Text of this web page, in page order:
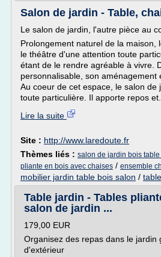
Salon de jardin - Table,
Le salon de jardin, l'autre pièce au
Prolongement naturel de la maison,
le théâtre d'une attention toute
étant de le rendre agréable à vivre.
personnalisable, son aménagement
Au coeur de cet espace, le salon de
toute particulière. Il apporte repos et...
Lire la suite
Site : http://www.laredoute.fr
Thèmes liés : salon de jardin bois
pliante en bois avec chaises / ensemble
mobilier jardin table bois salon /
Table jardin - Tables
salon de jardin ...
179,00 EUR
Organisez des repas dans le jardin
d'extérieur